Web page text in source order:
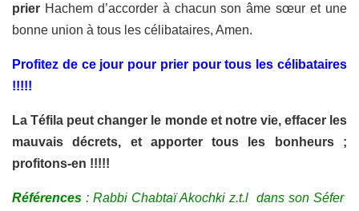
prier Hachem d’accorder à chacun son âme sœur et une
bonne union à tous les célibataires, Amen.
Profitez de ce jour pour prier pour tous les célibataires
!!!!!
La Téfila peut changer le monde et notre vie, effacer les
mauvais décrets, et apportertous les bonheurs ;
profitons-en !!!!!
Références : Rabbi Chabtaï Akochki z.t.l dans son Séfer